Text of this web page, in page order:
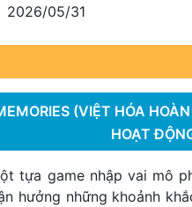
2026/05/31
(VIỆT HÓA
HOẠT
tựa game nhập vai mô
hưởng những khoảnh